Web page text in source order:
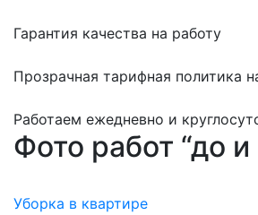
Гарантия качества на работу
Прозрачная тарифная политика
Работаем ежедневно и
Фото работ “до и
Уборка в квартире